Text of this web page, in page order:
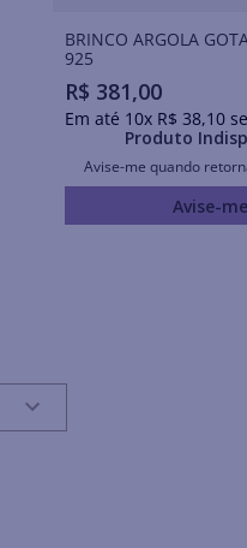
BRINCO ARGOLA
925
R$ 381,00
Em até 10x R$ 38,10
Produto
Avise-me quando
Avise-me